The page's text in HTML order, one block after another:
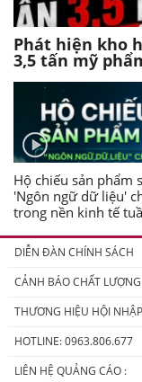
Phát hiện kho
3,5 tấn mỹ
Hộ chiếu sản phẩm
'Ngôn ngữ dữ liệu'
trong nền kinh tế
DIỄN ĐÀN CHÍNH SÁCH
CẢNH BÁO CHẤT LƯỢNG
THƯƠNG HIỆU HỘI NHẬP
HOTLINE: 0963.806.677
LIÊN HỆ QUẢNG CÁO :